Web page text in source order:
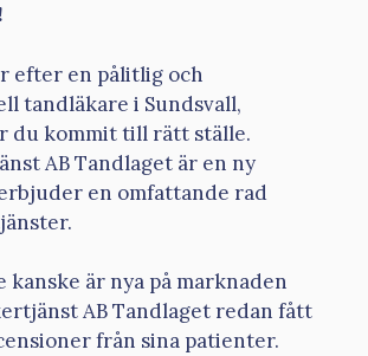
efter en pålitlig och
tandläkare i Sundsvall,
du kommit till rätt ställe.
AB Tandlaget är en ny
en omfattande rad
kanske är nya på marknaden
AB Tandlaget redan fått
från sina patienter.